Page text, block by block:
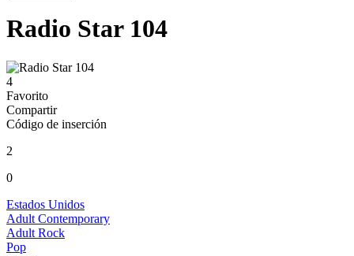
Radio Star 104
4
Favorito
Compartir
Código de inserción
2
0
Estados Unidos
Adult Contemporary
Adult Rock
Pop